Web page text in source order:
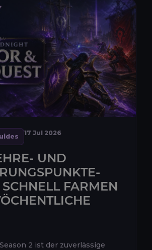
17 Jul 2026
UND
FARMEN
2 ist der zuverlässige